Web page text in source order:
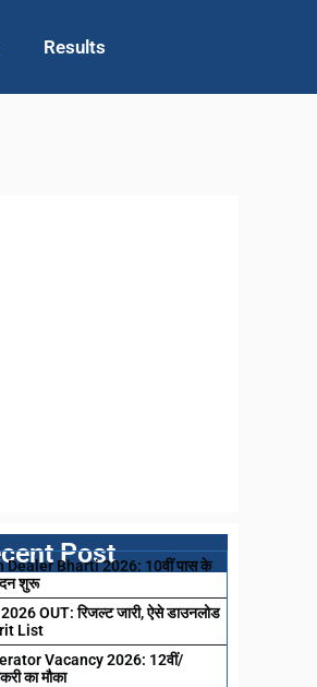
Results
Post
Bharti 2026: 10वीं पास के
शुरू
OUT: रिजल्ट जारी, ऐसे डाउनलोड
List
Vacancy 2026: 12वीं/
का मौका